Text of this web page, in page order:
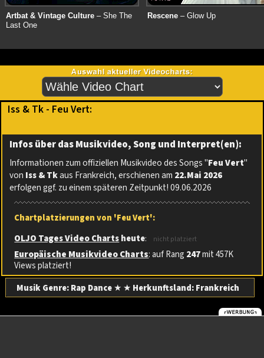
Artbat & Vintage Culture – She The
Last One
Rescene – Glow Up
Iss & Tk - Feu Vert:
Infos über das Musikvideo, Song und Interpret(en):
Informationen zum offiziellen Musikvideo des Songs "Feu Vert"
von Iss & Tkaus Frankreich, erschienen am 22.Mai 2026
erfolgen ggf. zu einem späteren Zeitpunkt! 09.06.2026
Chartplatzierungen von 'Feu Vert':
OLJO Tages Video Chartsheute: nicht platziert
Europäische Musikvideo Charts: auf Rang 247mit 457K
Views platziert!
Musik Genre: Rap Dance★ ★ Herkunftsland:Frankreich